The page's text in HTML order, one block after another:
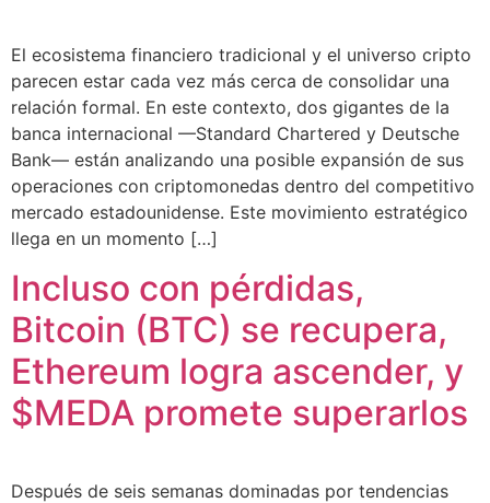
El ecosistema financiero tradicional y el universo cripto
parecen estar cada vez más cerca de consolidar una
relación formal. En este contexto, dos gigantes de la
banca internacional —Standard Chartered y Deutsche
Bank— están analizando una posible expansión de sus
operaciones con criptomonedas dentro del competitivo
mercado estadounidense. Este movimiento estratégico
llega en un momento […]
Incluso con pérdidas,
Bitcoin (BTC) se recupera,
Ethereum logra ascender, y
$MEDA promete superarlos
Después de seis semanas dominadas por tendencias